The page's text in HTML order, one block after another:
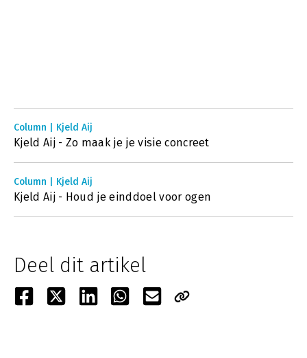
Column | Kjeld Aij
Kjeld Aij - Zo maak je je visie concreet
Column | Kjeld Aij
Kjeld Aij - Houd je einddoel voor ogen
Deel dit artikel